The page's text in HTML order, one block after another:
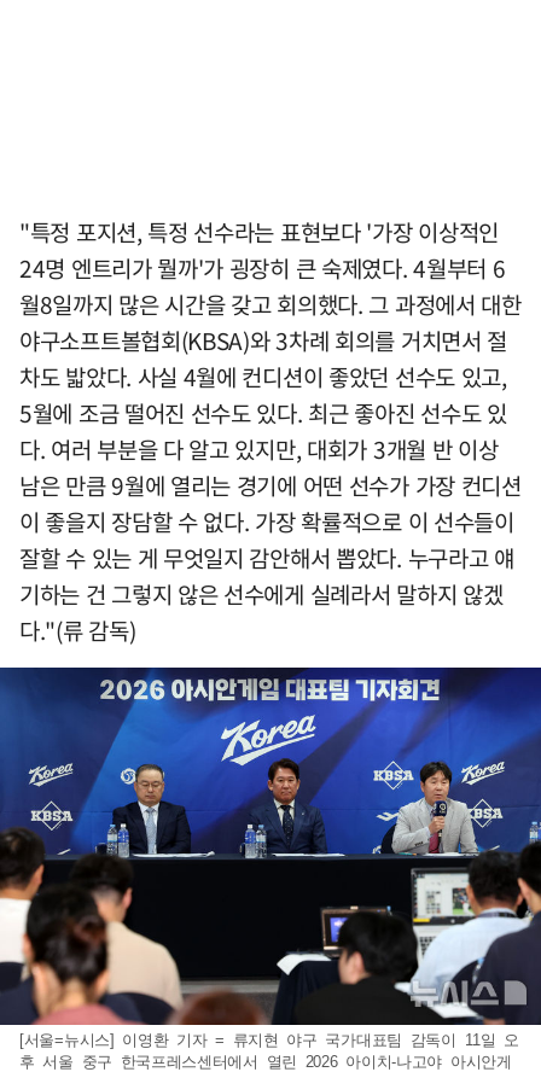
"특정 포지션, 특정 선수라는 표현보다 '가장 이상적인
24명 엔트리가 뭘까'가 굉장히 큰 숙제였다. 4월부터 6
월8일까지 많은 시간을 갖고 회의했다. 그 과정에서 대한
야구소프트볼협회(KBSA)와 3차례 회의를 거치면서 절
차도 밟았다. 사실 4월에 컨디션이 좋았던 선수도 있고,
5월에 조금 떨어진 선수도 있다. 최근 좋아진 선수도 있
다. 여러 부분을 다 알고 있지만, 대회가 3개월 반 이상
남은 만큼 9월에 열리는 경기에 어떤 선수가 가장 컨디션
이 좋을지 장담할 수 없다. 가장 확률적으로 이 선수들이
잘할 수 있는 게 무엇일지 감안해서 뽑았다. 누구라고 얘
기하는 건 그렇지 않은 선수에게 실례라서 말하지 않겠
다."(류 감독)
[서울=뉴시스] 이영환 기자 = 류지현 야구 국가대표팀 감독이 11일 오
후 서울 중구 한국프레스센터에서 열린 2026 아이치-나고야 아시안게